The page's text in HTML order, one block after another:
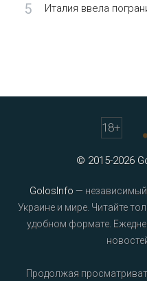
5 Италия ввела
18+
© 2015-2026
GolosInfo — независимый
Украине и мире. Читайте
удобном формате.
Продолжая